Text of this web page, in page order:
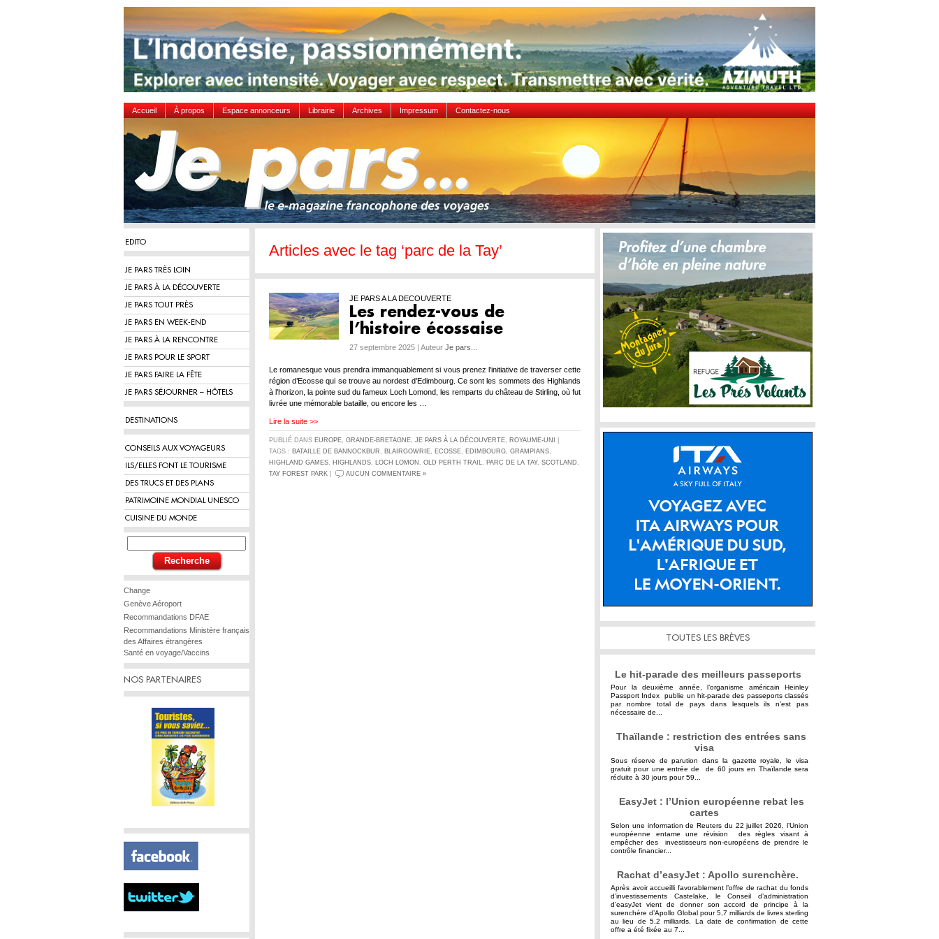
Accueil À propos Espace annonceurs Librairie Archives Impressum Contactez-nous
EDITO
JE PARS TRÈS LOIN
JE PARS À LA DÉCOUVERTE
JE PARS TOUT PRÈS
JE PARS EN WEEK-END
JE PARS À LA RENCONTRE
JE PARS POUR LE SPORT
JE PARS FAIRE LA FÊTE
JE PARS SÉJOURNER – HÔTELS
DESTINATIONS
CONSEILS AUX VOYAGEURS
ILS/ELLES FONT LE TOURISME
DES TRUCS ET DES PLANS
PATRIMOINE MONDIAL UNESCO
CUISINE DU MONDE
Change
Genève Aéroport
Recommandations DFAE
Recommandations Ministère français
des Affaires étrangères
Santé en voyage/Vaccins
NOS PARTENAIRES
Articles avec le tag ‘parc de la Tay’
JE PARS A LA DECOUVERTE
Les rendez-vous de
l’histoire écossaise
27 septembre 2025 | Auteur Je pars...
Le romanesque vous prendra immanquablement si vous prenez l’initiative de traverser cette
région d’Ecosse qui se trouve au nordest d’Edimbourg. Ce sont les sommets des Highlands
à l’horizon, la pointe sud du fameux Loch Lomond, les remparts du château de Stirling, où fut
livrée une mémorable bataille, ou encore les …
Lire la suite >>
PUBLIÉ DANS EUROPE, GRANDE-BRETAGNE, JE PARS À LA DÉCOUVERTE, ROYAUME-UNI
TAGS : BATAILLE DE BANNOCKBUR , BLAIRGOWRIE, ECOSSE, EDIMBOURG, GRAMPIANS,
HIGHLAND GAMES, HIGHLANDS, LOCH LOMON , OLD PERTH TRAIL, PARC DE LA TAY, SCOTLAND ,
TAY FOREST PARK
AUCUN COMMENTAIRE »
TOUTES LES BRÈVES
Le hit-parade des meilleurs passeports
Pour la deuxième année, l’organisme américain Heinley
Passport Index publie un hit-parade des passeports classés
par nombre total de pays dans lesquels ils n’est pas
nécessaire de...
Thaïlande : restriction des entrées sans
visa
Sous réserve de parution dans la gazette royale, le visa
gratuit pour une entrée de de 60 jours en Thaïlande sera
réduite à 30 jours pour 59...
EasyJet : l’Union européenne rebat les
cartes
Selon une information de Reuters du 22 juillet 2026, l’Union
européenne entame une révision des règles visant à
empêcher des investisseurs non-européens de prendre le
contrôle financier...
Rachat d’easyJet : Apollo surenchère.
Après avoir accueilli favorablement l’offre de rachat du fonds
d’investissements Castelake, le Conseil d’administration
d’easyJet vient de donner son accord de principe à la
surenchère d’Apollo Global pour 5,7 milliards de livres sterling
au lieu de 5,2 milliards. La date de confirmation de cette
offre a été fixée au 7...